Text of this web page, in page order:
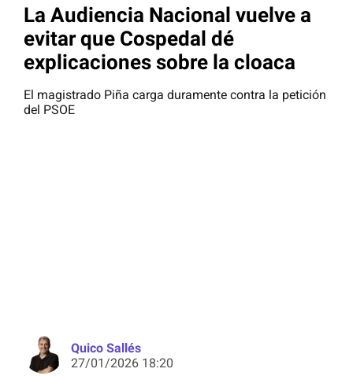
La Audiencia Nacional vuelve a
evitar que Cospedal dé
explicaciones sobre la cloaca
El magistrado Piña carga duramente contra la petición
del PSOE
Quico Sallés
27/01/2026 18:20